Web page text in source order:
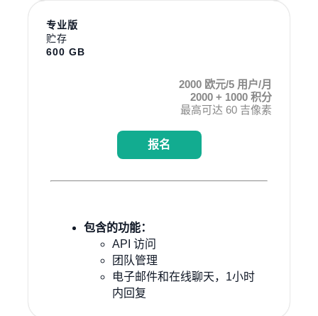
专业版
贮存
600 GB
2000 欧元/5 用户/月
2000 + 1000 积分
最高可达 60 吉像素
报名
包含的功能：
API 访问
团队管理
电子邮件和在线聊天，1小时
内回复